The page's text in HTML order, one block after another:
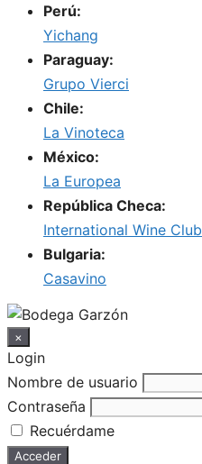
Perú:
Yichang
Paraguay:
Grupo Vierci
Chile:
La Vinoteca
México:
La Europea
República Checa:
International Wine Club
Bulgaria:
Casavino
×
Login
Nombre de usuario
Contraseña
Recuérdame